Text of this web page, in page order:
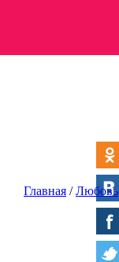
Главная /Любовь